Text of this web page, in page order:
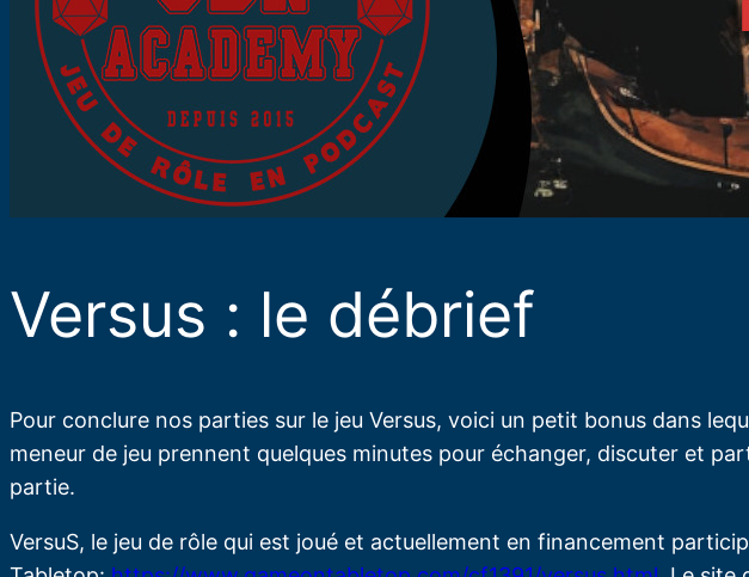
Versus : le débrief
Pour conclure nos parties sur le jeu Versus, voici un petit bonus dans
meneur de jeu prennent quelques minutes pour échanger, discuter et
partie.
VersuS, le jeu de rôle qui est joué et actuellement en financement